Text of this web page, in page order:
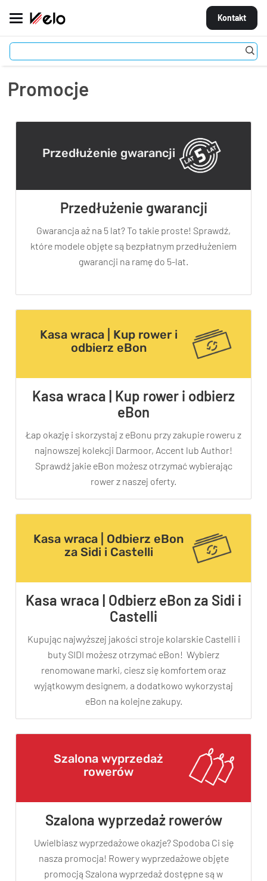
Kontakt
AKCESORIA
OGUMIENIE
Zestawy opon Vittoria teraz w
promocji z eBonem 60zł na kolejne
zakupy!
Sprawdź teraz >>>
KOŁA
Kup bon podarunkowy
WYPRZEDAŻ
KryptoFlex Key Cable
34,90 zł* 89,00 zł*
Strona główna Promocje
Promocje
Przedłużenie gwarancji
Przedłużenie gwarancji
Gwarancja aż na 5 lat? To takie proste! Sprawdź,
które modele objęte są bezpłatnym przedłużeniem
gwarancji na ramę do 5-lat.
Kasa wraca | Kup rower i
odbierz eBon
Kasa wraca | Kup rower i odbierz
eBon
Łap okazję i skorzystaj z eBonu przy zakupie roweru z
najnowszej kolekcji Darmoor, Accent lub Author!
Sprawdź jakie eBon możesz otrzymać wybierając
rower z naszej oferty.
Kasa wraca | Odbierz eBon
za Sidi i Castelli
Kasa wraca | Odbierz eBon za Sidi i
Castelli
Kupując najwyższej jakości stroje kolarskie Castelli i
buty SIDI możesz otrzymać eBon! Wybierz
renomowane marki, ciesz się komfortem oraz
wyjątkowym designem, a dodatkowo wykorzystaj
eBon na kolejne zakupy.
Szalona wyprzedaż
rowerów
Szalona wyprzedaż rowerów
Uwielbiasz wyprzedażowe okazje? Spodoba Ci się
nasza promocja! Rowery wyprzedażowe objęte
promocją Szalona wyprzedaż dostępne są w